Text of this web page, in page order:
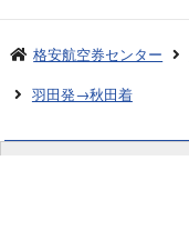
格安航空券センター
羽田発→秋田着